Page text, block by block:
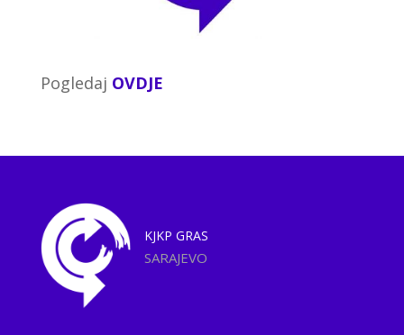
Pogledaj OVDJE
KJKP GRAS
SARAJEVO